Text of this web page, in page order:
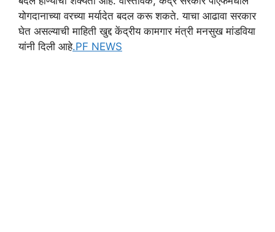
योगदानाच्या वरच्या मर्यादेत बदल करू शकते. याचा आढावा सरकार
घेत असल्याची माहिती खुद्द केंद्रीय कामगार मंत्री मनसुख मांडविया
यांनी दिली आहे.PF NEWS